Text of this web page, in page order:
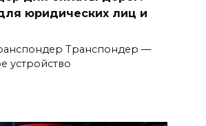
юридических лиц и
Транспондер —
устройство